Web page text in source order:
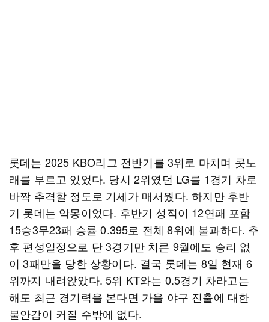
롯데는 2025 KBO리그 전반기를 3위로 마치며 콧노
래를 부르고 있었다. 당시 2위였던 LG를 1경기 차로
바짝 추격할 정도로 기세가 매서웠다. 하지만 후반
기 롯데는 악몽이었다. 후반기 성적이 12연패 포함
15승3무23패 승률 0.395로 전체 8위에 불과하다. 추
후 편성일정으로 단 3경기만 치른 9월에도 승리 없
이 3패만을 당한 상황이다. 결국 롯데는 8일 현재 6
위까지 내려앉았다. 5위 KT와는 0.5경기 차라고는
해도 최근 경기력을 본다면 가을 야구 진출에 대한
불안감이 커질 수밖에 없다.